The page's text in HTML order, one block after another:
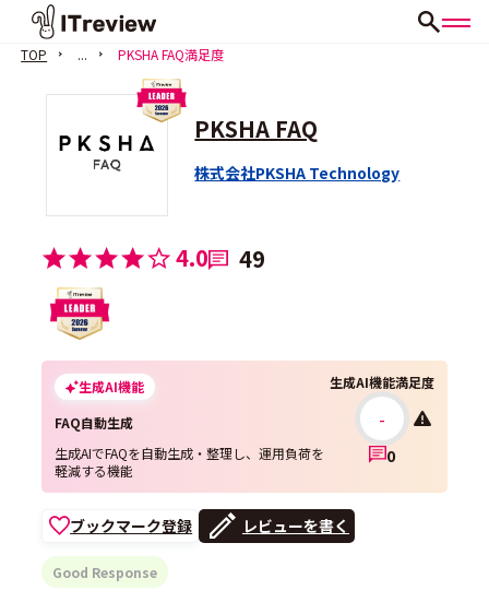
TOP ... PKSHA FAQ満足度
PKSHA FAQ
株式会社PKSHA Technology
4.0 49
生成AI機能
FAQ自動生成
生成AIでFAQを自動生成・整理し、運用負荷を
軽減する機能
生成AI機能満足度
-
0
ブックマーク登録 レビューを書く
Good Response